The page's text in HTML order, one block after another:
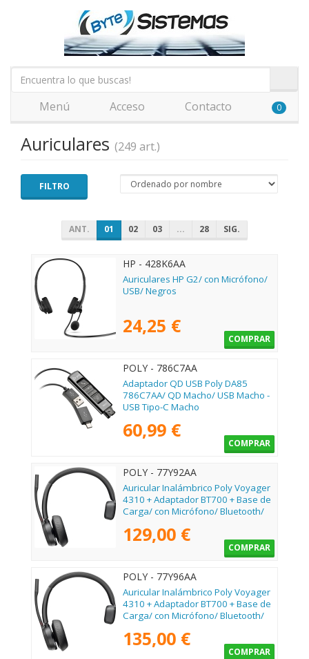
Menú Acceso Contacto 0
Auriculares (249 art.)
FILTRO
ANT. 01 02 03 ... 28 SIG.
HP - 428K6AA
Auriculares HP G2/ con Micrófono/
USB/ Negros
24,25 €
COMPRAR
POLY - 786C7AA
Adaptador QD USB Poly DA85
786C7AA/ QD Macho/ USB Macho -
USB Tipo-C Macho
60,99 €
COMPRAR
POLY - 77Y92AA
Auricular Inalámbrico Poly Voyager
4310 + Adaptador BT700 + Base de
Carga/ con Micrófono/ Bluetooth/
129,00 €
COMPRAR
POLY - 77Y96AA
Auricular Inalámbrico Poly Voyager
4310 + Adaptador BT700 + Base de
Carga/ con Micrófono/ Bluetooth/
135,00 €
COMPRAR